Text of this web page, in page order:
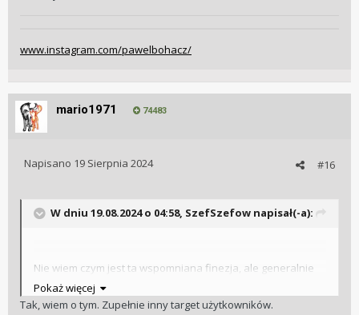
www.instagram.com/pawelbohacz/
mario1971 74483
#16
Napisano 19 Sierpnia 2024
W dniu 19.08.2024 o 04:58, SzefSzefow napisał(-a):
Nie wiem czym jest ta wspomniana finezja, ale generalnie
PP to nie konkurencja dla nas
Pokaż więcej
Tak, wiem o tym. Zupełnie inny target użytkowników.